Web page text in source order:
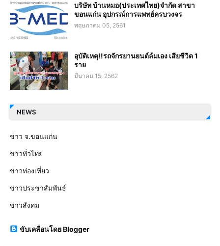
บริษัท บ้านหมอ(ประเทศไทย)จำกัด สาขา
ขอนแก่น อุปกรณ์การแพทย์ครบวงจร
พฤษภาคม 05, 2561
อุบัติเหตุ!!รถจักรยานยนต์ล้มเอง เสียชีวิต 1
ราย
มีนาคม 15, 2562
NEWS
ข่าว จ.ขอนแก่น
ข่าวทั่วไทย
ข่าวท่องเที่ยว
ข่าวประชาสัมพันธ์
ข่าวสังคม
ขับเคลื่อนโดย Blogger